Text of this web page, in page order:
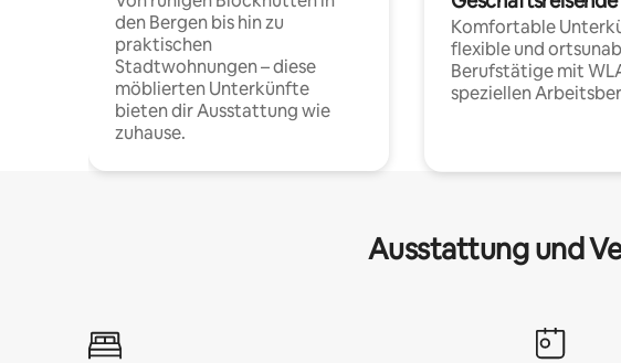
den Bergen bis hin zu
praktischen
Stadtwohnungen – diese
möblierten Unterkünfte
bieten dir Ausstattung wie
zuhause.
Komfortable
flexible und
Berufstätige mit
speziellen
Ausstattung und